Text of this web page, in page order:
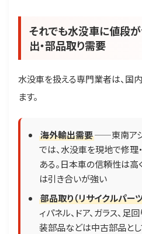
それでも水没車に値段
出・部品取り需要
水没車を扱える専門業者は、国
ます。
海外輸出需要——東南アジ
では、水没車を現地で修理
ある。日本車の信頼性は高
は引き合いが強い
部品取り（リサイクルパー
ィパネル、ドア、ガラス、足
装部品などは中古部品と